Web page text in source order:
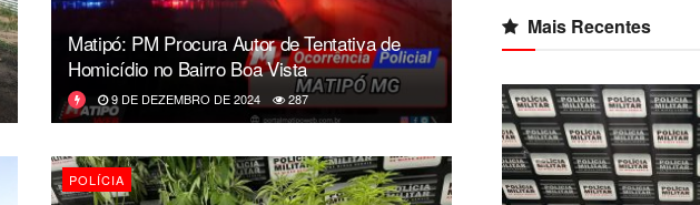
Matipó: PM Procura Autor de Tentativa de
Homicídio no Bairro Boa Vista
9 DE DEZEMBRO DE 2024 287
POLÍCIA
Mais Recentes